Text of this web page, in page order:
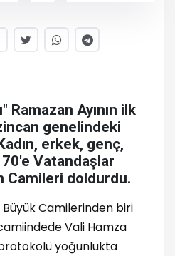
Ramazan Ayının ilk
genelindeki
erkek, genç,
Vatandaşlar
Camileri doldurdu.
Büyük Camilerinden biri
Vali Hamza
yoğunlukta